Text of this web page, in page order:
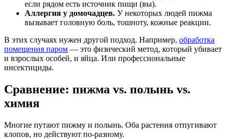
если рядом есть источник пищи (вы).
Аллергия у домочадцев. У некоторых людей пижма
вызывает головную боль, тошноту, кожные реакции.
В этих случаях нужен другой подход. Например, обработка
помещения паром — это физический метод, который убивает
и взрослых особей, и яйца. Или профессиональные
инсектициды.
Сравнение: пижма vs. полынь vs.
химия
Многие путают пижму и полынь. Оба растения отпугивают
клопов, но действуют по-разному.